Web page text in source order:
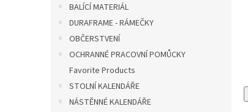
BALÍCÍ MATERIÁL
DURAFRAME - RÁMEČKY
OBČERSTVENÍ
OCHRANNÉ PRACOVNÍ POMŮCKY
Favorite Products
STOLNÍ KALENDÁŘE
NÁSTĚNNÉ KALENDÁŘE